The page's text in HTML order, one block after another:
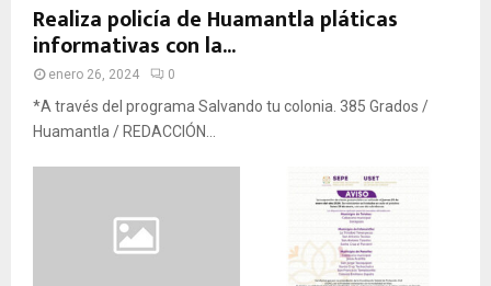
Realiza policía de Huamantla pláticas
informativas con la...
enero 26, 2024 0
*A través del programa Salvando tu colonia. 385 Grados /
Huamantla / REDACCIÓN...